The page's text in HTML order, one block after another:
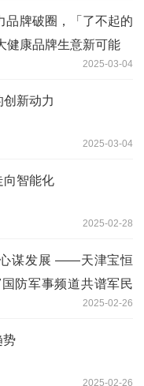
品牌破圈，「了不起的
健康品牌生意新可能
2025-03-04
新动力
2025-03-04
向智能化
2025-02-28
谋发展 ——天津宝恒
防军事频道共谱军民
2025-02-26
势
2025-02-26